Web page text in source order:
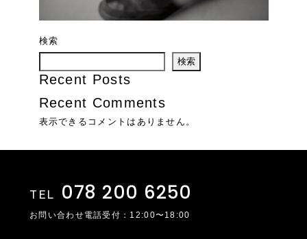
検索
検索
Recent Posts
Recent Comments
表示できるコメントはありません。
TEL 078 200 6250
お問い合わせ電話受付：12:00〜18:00